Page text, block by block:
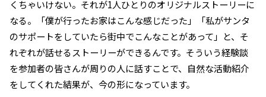
くちゃいけない。それが1人ひとりのオリジナルストーリーに
なる。「僕が行ったお家はこんな感じだった」「私がサンタ
のサポートをしていたら街中でこんなことがあって」と、そ
れぞれが話せるストーリーができるんです。そういう経験談
を参加者の皆さんが周りの人に話すことで、自然な活動紹介
をしてくれた結果が、今の形になっています。